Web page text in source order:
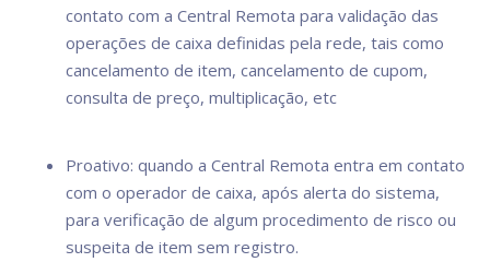
contato com a Central Remota para validação das
operações de caixa definidas pela rede, tais como
cancelamento de item, cancelamento de cupom,
consulta de preço, multiplicação, etc
Proativo: quando a Central Remota entra em contato
com o operador de caixa, após alerta do sistema,
para verificação de algum procedimento de risco ou
suspeita de item sem registro.